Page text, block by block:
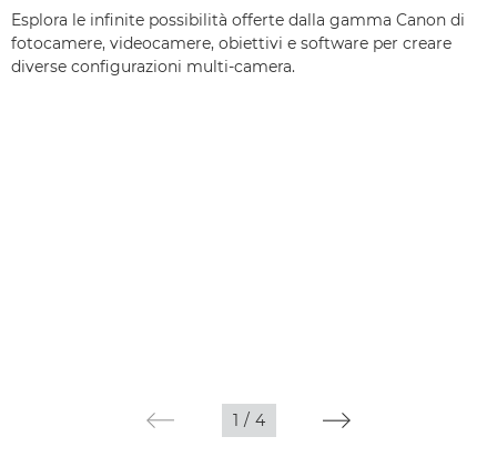
Esplora le infinite possibilità offerte dalla gamma Canon di
fotocamere, videocamere, obiettivi e software per creare
diverse configurazioni multi-camera.
1 / 4